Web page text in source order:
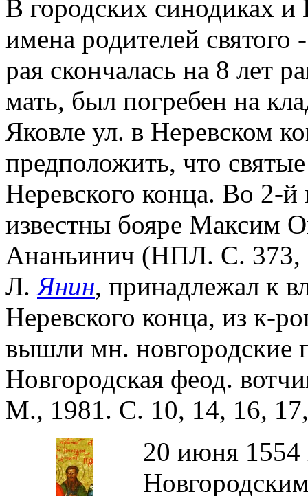
В городских синодиках
имена родителей
рая скончалась на 8 лет
мать, был погребен на
Яковле ул. в Неревском
предположить, что
Неревского конца. Во 2-
известны бояре Максим
Ананьинич (НПЛ. С. 373,
Л.Янин, принадлежал к
Неревского конца, из к-
вышли мн. новгородские
Новгородская феод.
М., 1981. С. 10, 14, 16,
20 июня 1554